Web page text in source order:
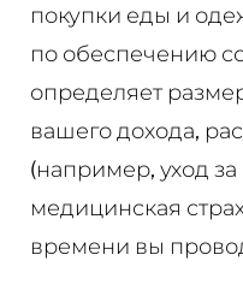
покупки еды и
по обеспечению
определяет
вашего дохода,
(например, уход
медицинская
времени вы